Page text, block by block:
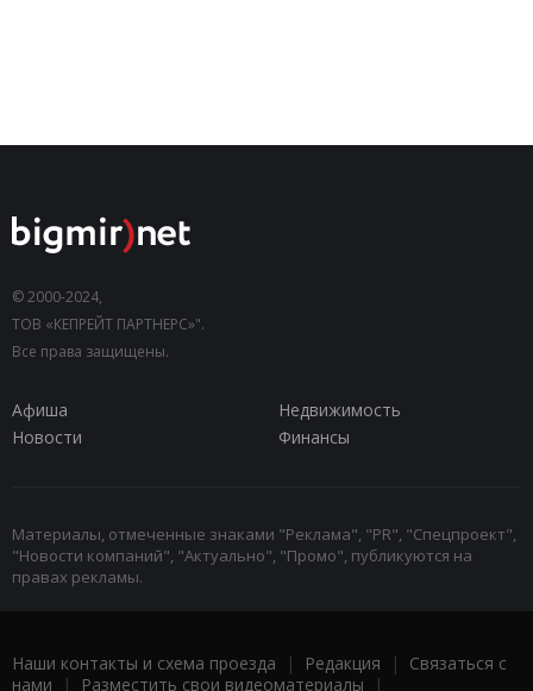
© 2000-2024,
ТОВ «КЕПРЕЙТ ПАРТНЕРС»".
Все права защищены.
Афиша
Недвижимость
Новости
Финансы
Материалы, отмеченные знаками "Реклама", "PR", "Спецпроект",
"Новости компаний", "Актуально", "Промо", публикуются на
правах рекламы.
Наши контакты и схема проезда | Редакция | Связаться с
нами | Разместить свои видеоматериалы |